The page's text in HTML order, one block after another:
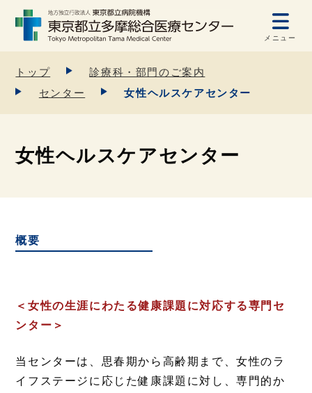
メニュー
トップ
診療科・部門のご案内
センター
女性ヘルスケアセンター
女性ヘルスケアセンター
概要
＜女性の生涯にわたる健康課題に対応する専門セ
ンター＞
当センターは、思春期から高齢期まで、女性のラ
イフステージに応じた健康課題に対し、専門的か